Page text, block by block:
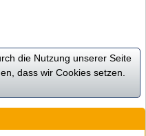
die Nutzung unserer Seite
dass wir Cookies setzen.